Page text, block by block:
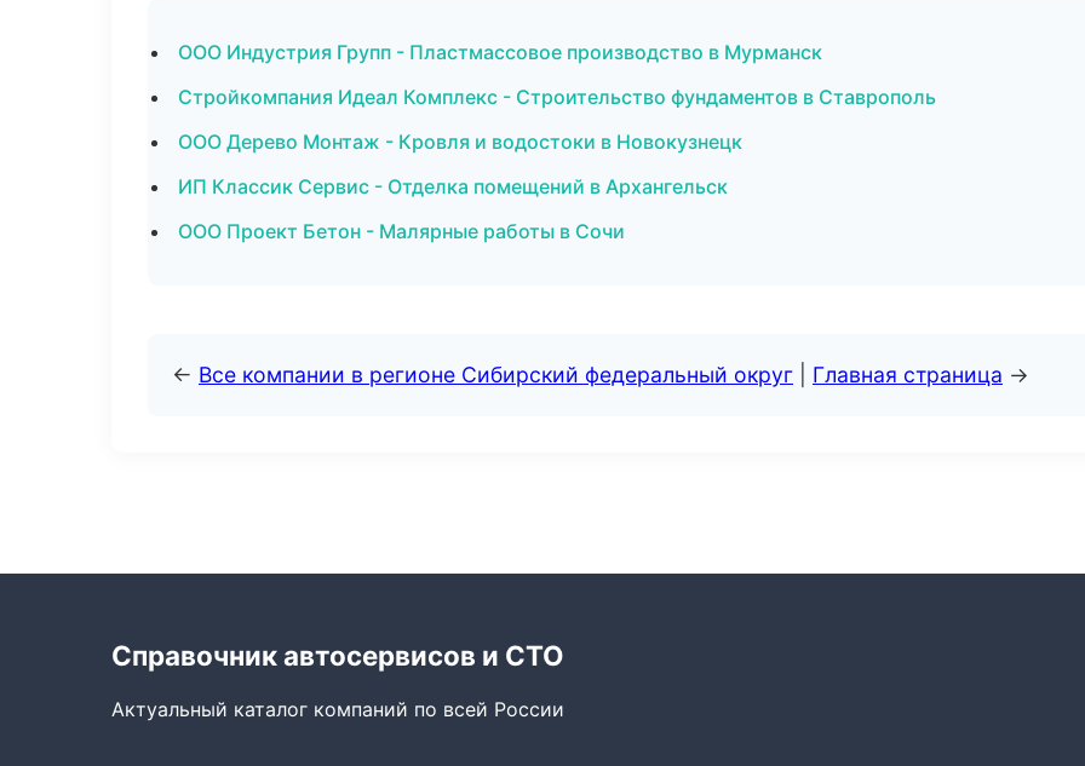
ООО Индустрия Групп - Пластмассовое производство в Мурманск
Стройкомпания Идеал Комплекс - Строительство фундаментов в Ставрополь
ООО Дерево Монтаж - Кровля и водостоки в Новокузнецк
ИП Классик Сервис - Отделка помещений в Архангельск
ООО Проект Бетон - Малярные работы в Сочи
← Все компании в регионе Сибирский федеральный округ Главная страница →
Справочник автосервисов и СТО
Актуальный каталог компаний по всей России